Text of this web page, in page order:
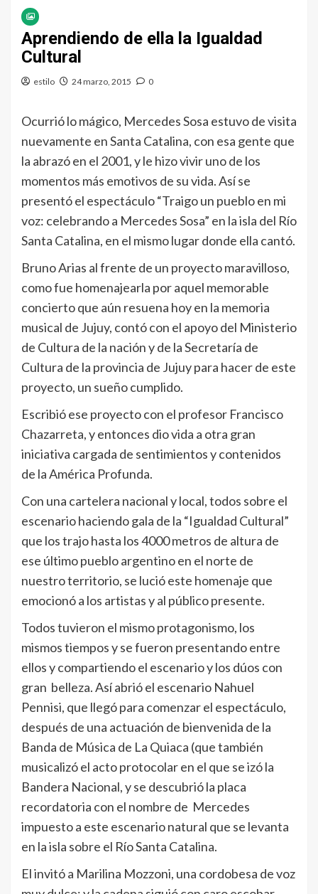
Aprendiendo de ella la Igualdad
Cultural
estilo 24 marzo, 2015 0
Ocurrió lo mágico, Mercedes Sosa estuvo de visita
nuevamente en Santa Catalina, con esa gente que
la abrazó en el 2001, y le hizo vivir uno de los
momentos más emotivos de su vida. Así se
presentó el espectáculo “Traigo un pueblo en mi
voz: celebrando a Mercedes Sosa” en la isla del Río
Santa Catalina, en el mismo lugar donde ella cantó.
Bruno Arias al frente de un proyecto maravilloso,
como fue homenajearla por aquel memorable
concierto que aún resuena hoy en la memoria
musical de Jujuy, contó con el apoyo del Ministerio
de Cultura de la nación y de la Secretaría de
Cultura de la provincia de Jujuy para hacer de este
proyecto, un sueño cumplido.
Escribió ese proyecto con el profesor Francisco
Chazarreta, y entonces dio vida a otra gran
iniciativa cargada de sentimientos y contenidos
de la América Profunda.
Con una cartelera nacional y local, todos sobre el
escenario haciendo gala de la “Igualdad Cultural”
que los trajo hasta los 4000 metros de altura de
ese último pueblo argentino en el norte de
nuestro territorio, se lució este homenaje que
emocionó a los artistas y al público presente.
Todos tuvieron el mismo protagonismo, los
mismos tiempos y se fueron presentando entre
ellos y compartiendo el escenario y los dúos con
gran belleza. Así abrió el escenario Nahuel
Pennisi, que llegó para comenzar el espectáculo,
después de una actuación de bienvenida de la
Banda de Música de La Quiaca (que también
musicalizó el acto protocolar en el que se izó la
Bandera Nacional, y se descubrió la placa
recordatoria con el nombre de Mercedes
impuesto a este escenario natural que se levanta
en la isla sobre el Río Santa Catalina.
El invitó a Marilina Mozzoni, una cordobesa de voz